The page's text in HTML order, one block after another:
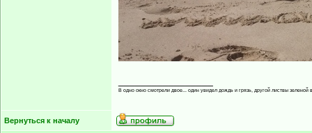
В одно окно смотрели двое... один увидел дождь и грязь, другой листвы
Вернуться к началу